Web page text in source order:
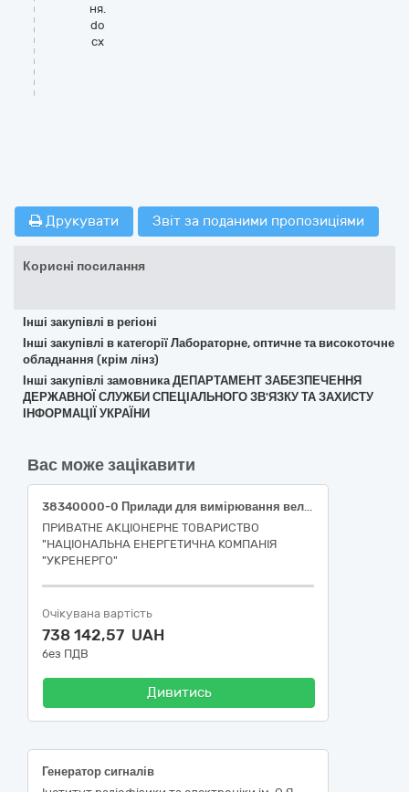
ня.
do
cx
Друкувати Звіт за поданими пропозиціями
Корисні посилання
Інші закупівлі в регіоні
Інші закупівлі в категорії Лабораторне, оптичне та високоточне
обладнання (крім лінз)
Інші закупівлі замовника ДЕПАРТАМЕНТ ЗАБЕЗПЕЧЕННЯ
ДЕРЖАВНОЇ СЛУЖБИ СПЕЦІАЛЬНОГО ЗВ'ЯЗКУ ТА ЗАХИСТУ
ІНФОРМАЦІЇ УКРАЇНИ
Вас може зацікавити
38340000-0 Прилади для вимірювання величин Вимірювальні прилади щитові різні для Східного ТУОМ
ПРИВАТНЕ АКЦІОНЕРНЕ ТОВАРИСТВО
"НАЦІОНАЛЬНА ЕНЕРГЕТИЧНА КОМПАНІЯ
"УКРЕНЕРГО"
Очікувана вартість
738 142,57 UAH
без ПДВ
Дивитись
Генератор сигналів